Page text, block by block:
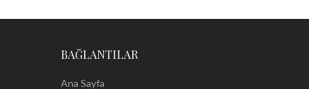
BAĞLANTILAR
Ana Sayfa